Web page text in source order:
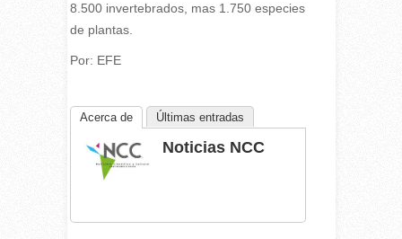
8.500 invertebrados, mas 1.750 especies
de plantas.
Por: EFE
Acerca de Últimas entradas
Noticias NCC